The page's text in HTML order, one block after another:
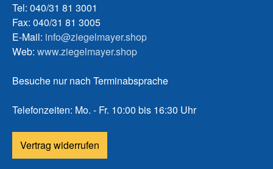
Tel: 040/31 81 3001
Fax: 040/31 81 3005
E-Mail: info@ziegelmayer.shop
Web: www.ziegelmayer.shop
Besuche nur nach Terminabsprache
Telefonzeiten: Mo. - Fr. 10:00 bis 16:30 Uhr
Vertrag widerrufen